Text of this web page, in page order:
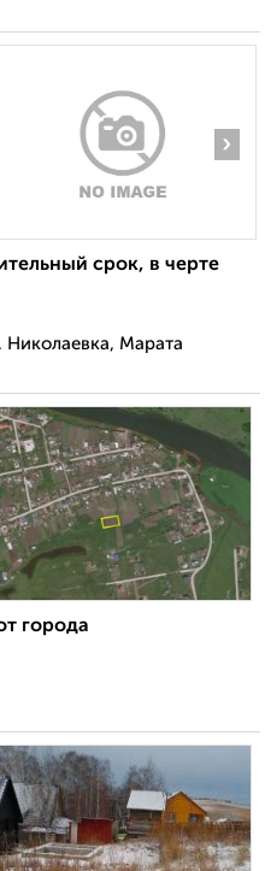
›
срок, в черте
Марата
города